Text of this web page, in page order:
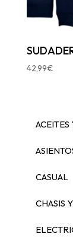
42,99€
ACEITES
CASUAL
CHASIS